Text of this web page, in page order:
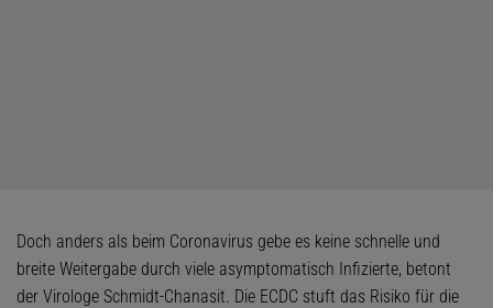
Doch anders als beim Coronavirus gebe es keine schnelle und
breite Weitergabe durch viele asymptomatisch Infizierte, betont
der Virologe Schmidt-Chanasit. Die ECDC stuft das Risiko für die